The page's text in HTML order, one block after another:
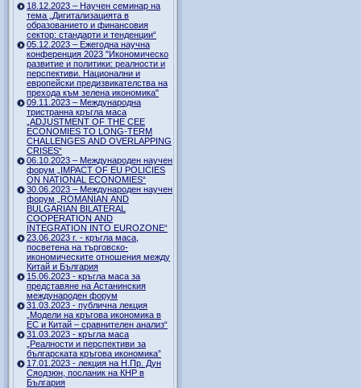
18.12.2023 – Научен семинар на
тема „Дигитализацията в
образованието и финансовия
сектор: стандарти и тенденции“
05.12.2023 – Ежегодна научна
конференция 2023 "Икономическо
развитие и политики: реалности и
перспективи. Национални и
европейски предизвикателства на
прехода към зелена икономика"
09.11.2023 – Международна
тристранна кръгла маса
„ADJUSTMENT OF THE CEE
ECONOMIES TO LONG-TERM
CHALLENGES AND OVERLAPPING
CRISES“
06.10.2023 – Международен научен
форум „IMPACT OF EU POLICIES
ON NATIONAL ECONOMIES“
30.06.2023 – Международен научен
форум „ROMANIAN AND
BULGARIAN BILATERAL
COOPERATION AND
INTEGRATION INTO EUROZONE“
23.06.2023 г. - кръгла маса,
посветена на търговско-
икономическите отношения между
Китай и България
15.06.2023 - кръгла маса за
представяне на Астанинския
международен форум
31.03.2023 - публична лекция
„Модели на кръгова икономика в
ЕС и Китай – сравнителен анализ“
31.03.2023 - кръгла маса
„Реалности и перспективи за
българската кръгова икономика”
17.01.2023 - лекция на Н.Пр. Дун
Сяодзюн, посланик на КНР в
България